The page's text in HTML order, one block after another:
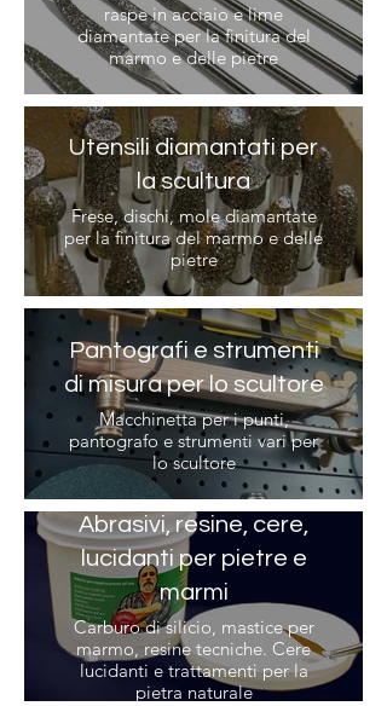
raspe in acciaio e lime
diamantate per la finitura del
marmo e delle pietre
Utensili diamantati per
la scultura
Frese, dischi, mole diamantate
per la finitura del marmo e delle
pietre
Pantografi e strumenti
di misura per lo scultore
Macchinetta per i punti,
pantografo e strumenti vari per
lo scultore
Abrasivi, resine, cere,
lucidanti per pietre e
marmi
Carburo di silicio, mastice per
marmo, resine tecniche. Cere
lucidanti e trattamenti per la
pietra naturale